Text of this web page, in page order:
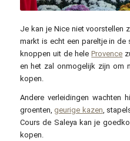
Patrice
Je kan je Nice niet voorstellen
markt is echt een pareltje in
knoppen uit de heleProvence
en het zal onmogelijk zijn om
kopen.
Andere verleidingen wachten
groenten, geurige kazen,
Cours de Saleya kan je
kopen.